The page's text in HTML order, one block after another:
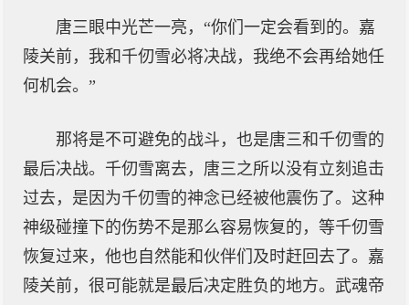
唐三眼中光芒一亮，“你们一定会看到的。嘉
陵关前，我和千仞雪必将决战，我绝不会再给她任
何机会。”
那将是不可避免的战斗，也是唐三和千仞雪的
最后决战。千仞雪离去，唐三之所以没有立刻追击
过去，是因为千仞雪的神念已经被他震伤了。这种
神级碰撞下的伤势不是那么容易恢复的，等千仞雪
恢复过来，他也自然能和伙伴们及时赶回去了。嘉
陵关前，很可能就是最后决定胜负的地方。武魂帝